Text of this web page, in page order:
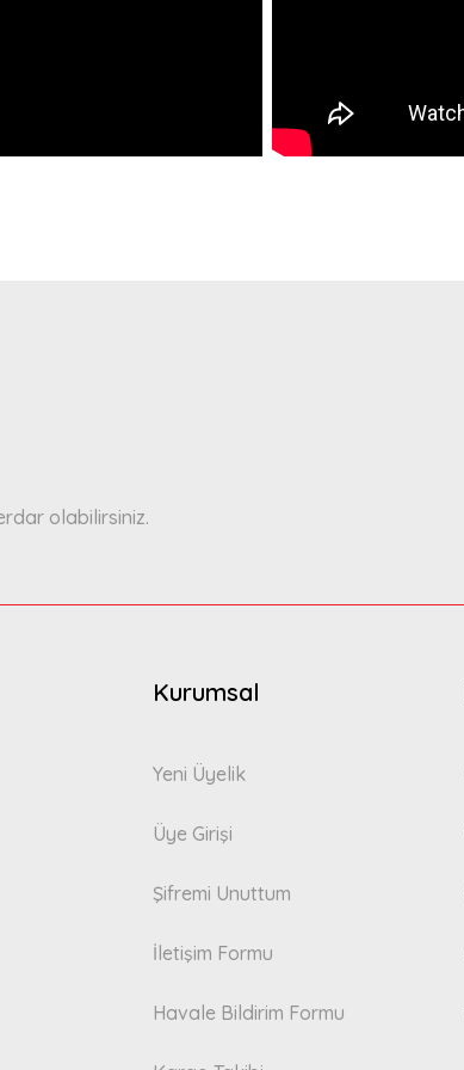
olabilirsiniz.
Kurumsal
Yeni Üyelik
Üye Girişi
Şifremi Unuttum
İletişim Formu
Havale Bildirim Formu